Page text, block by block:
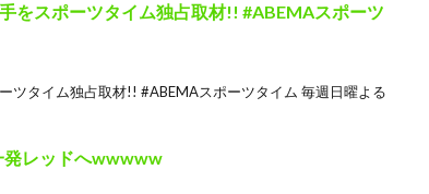
をスポーツタイム独占取材!! #ABEMAスポーツ
ツタイム独占取材!! #ABEMAスポーツタイム 毎週日曜よる
発レッドへwwwww